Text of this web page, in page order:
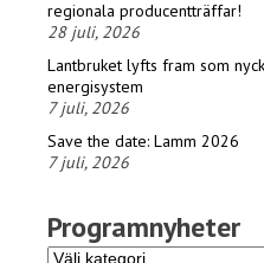
regionala producentträffar!
28 juli, 2026
Lantbruket lyfts fram som
energisystem
7 juli, 2026
Save the date: Lamm 2026
7 juli, 2026
Programnyheter
Programnyheter